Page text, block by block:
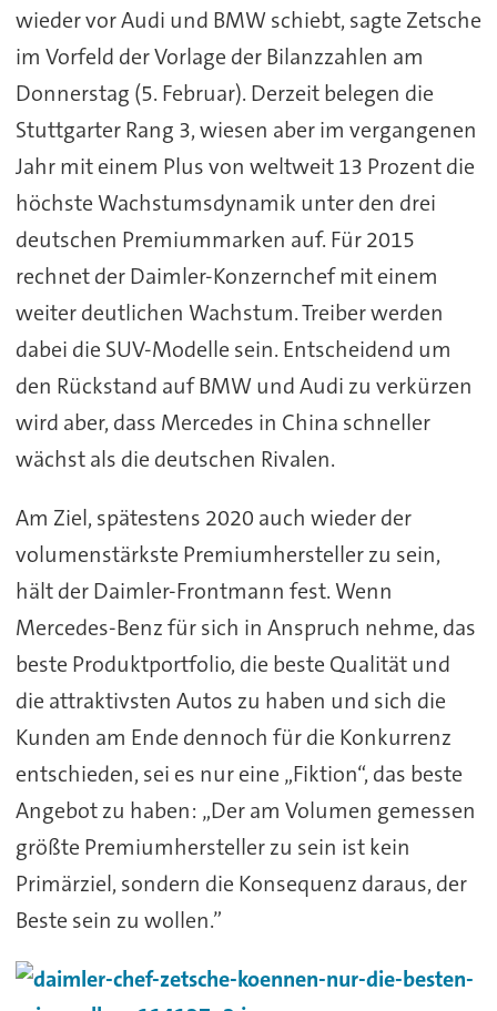
wieder vor Audi und BMW schiebt, sagte Zetsche
im Vorfeld der Vorlage der Bilanzzahlen am
Donnerstag (5. Februar). Derzeit belegen die
Stuttgarter Rang 3, wiesen aber im vergangenen
Jahr mit einem Plus von weltweit 13 Prozent die
höchste Wachstumsdynamik unter den drei
deutschen Premiummarken auf. Für 2015
rechnet der Daimler-Konzernchef mit einem
weiter deutlichen Wachstum. Treiber werden
dabei die SUV-Modelle sein. Entscheidend um
den Rückstand auf BMW und Audi zu verkürzen
wird aber, dass Mercedes in China schneller
wächst als die deutschen Rivalen.
Am Ziel, spätestens 2020 auch wieder der
volumenstärkste Premiumhersteller zu sein,
hält der Daimler-Frontmann fest. Wenn
Mercedes-Benz für sich in Anspruch nehme, das
beste Produktportfolio, die beste Qualität und
die attraktivsten Autos zu haben und sich die
Kunden am Ende dennoch für die Konkurrenz
entschieden, sei es nur eine „Fiktion“, das beste
Angebot zu haben: „Der am Volumen gemessen
größte Premiumhersteller zu sein ist kein
Primärziel, sondern die Konsequenz daraus, der
Beste sein zu wollen.”